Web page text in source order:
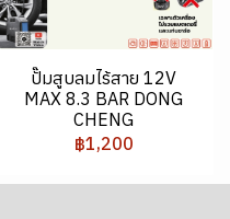
ปั๊มสูบลมไร้สาย 12V
MAX 8.3 BAR DONG
CHENG
฿1,200